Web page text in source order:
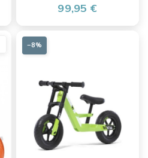
99,95 €
−8%